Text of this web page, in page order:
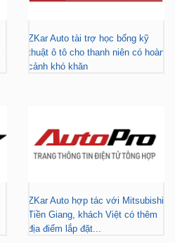
ZKar Auto tài trợ học bổng kỹ
thuật ô tô cho thanh niên có hoàn
cảnh khó khăn
ZKar Auto hợp tác với Mitsubishi
Tiền Giang, khách Việt có thêm
địa điểm lắp đặt...